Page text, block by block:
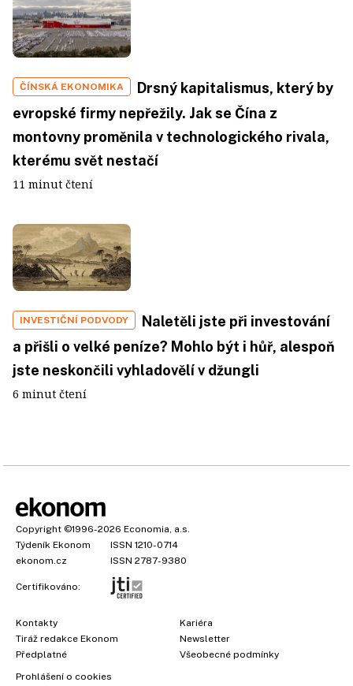
ČÍNSKÁ EKONOMIKA
Drsný kapitalismus, který by
evropské firmy nepřežily. Jak se Čína z
montovny proměnila v technologického rivala,
kterému svět nestačí
11 minut čtení
INVESTIČNÍ PODVODY
Naletěli jste při investování
a přišli o velké peníze? Mohlo být i hůř, alespoň
jste neskončili vyhladovělí v džungli
6 minut čtení
Copyright ©1996-2026 Economia, a.s.
Týdeník Ekonom
ISSN 1210-0714
ekonom.cz
ISSN 2787-9380
Certifikováno:
Kontakty
Tiráž redakce Ekonom
Předplatné
Kariéra
Newsletter
Všeobecné podmínky
Prohlášení o cookies